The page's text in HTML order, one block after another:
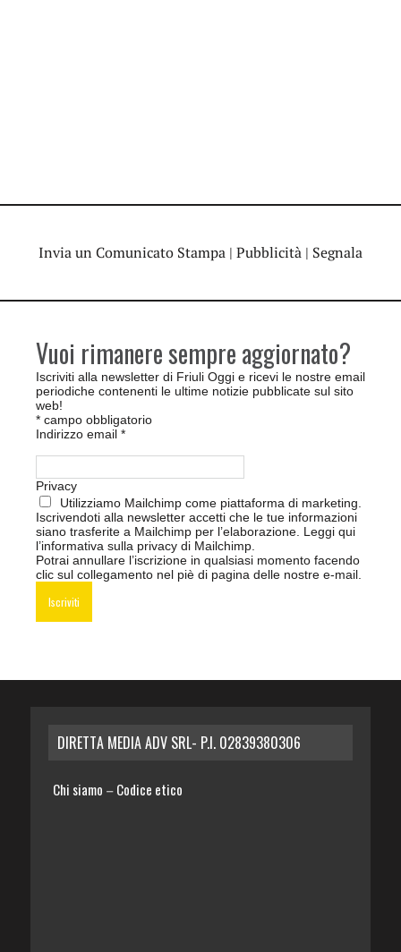
Invia un Comunicato Stampa | Pubblicità | Segnala
Vuoi rimanere sempre aggiornato?
Iscriviti alla newsletter di Friuli Oggi e ricevi le nostre email
periodiche contenenti le ultime notizie pubblicate sul sito
web!
* campo obbligatorio
Indirizzo email *
Privacy
Utilizziamo Mailchimp come piattaforma di marketing.
Iscrivendoti alla newsletter accetti che le tue informazioni
siano trasferite a Mailchimp per l’elaborazione. Leggi qui
l’informativa sulla privacy di Mailchimp
Potrai annullare l’iscrizione in qualsiasi momento facendo
clic sul collegamento nel piè di pagina delle nostre e-mail.
DIRETTA MEDIA ADV SRL- P.I. 02839380306
Chi siamo – Codice etico